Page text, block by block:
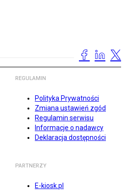
REGULAMIN
Polityka Prywatności
Zmiana ustawień zgód
Regulamin serwisu
Informacje o nadawcy
Deklaracja dostępności
PARTNERZY
E-kiosk.pl